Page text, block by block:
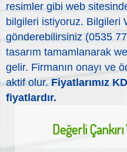
resimler gibi web
bilgileri istiyoruz. Bilgileri
gönderebilirsiniz (0535
tasarım tamamlanarak
gelir. Firmanın onayı ve
aktif olur.Fiyatlarımız
fiyatlardır.
Değerli